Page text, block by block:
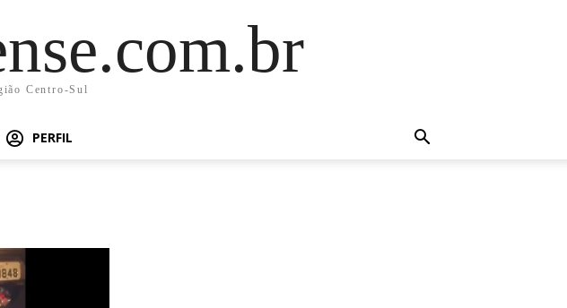
Centro-Sul
PERFIL